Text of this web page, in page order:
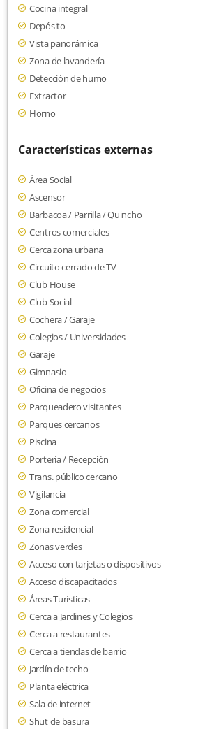
Cocina integral
Depósito
Vista panorámica
Zona de lavandería
Detección de humo
Extractor
Horno
Características externas
Área Social
Ascensor
Barbacoa / Parrilla / Quincho
Centros comerciales
Cerca zona urbana
Circuito cerrado de TV
Club House
Club Social
Cochera / Garaje
Colegios / Universidades
Garaje
Gimnasio
Oficina de negocios
Parqueadero visitantes
Parques cercanos
Piscina
Portería / Recepción
Trans. público cercano
Vigilancia
Zona comercial
Zona residencial
Zonas verdes
Acceso con tarjetas o dispositivos
Acceso discapacitados
Áreas Turísticas
Cerca a Jardines y Colegios
Cerca a restaurantes
Cerca a tiendas de barrio
Jardín de techo
Planta eléctrica
Sala de internet
Shut de basura